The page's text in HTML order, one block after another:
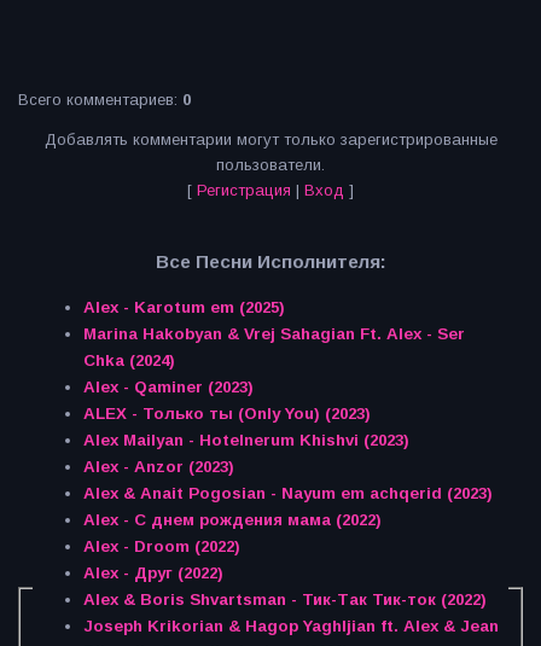
Всего комментариев: 0
Добавлять комментарии могут только зарегистрированные
пользователи.
[ Регистрация | Вход ]
Все Песни Исполнителя:
Alex - Karotum em (2025)
Marina Hakobyan & Vrej Sahagian Ft. Alex - Ser
Chka (2024)
Alex - Qaminer (2023)
ALEX - Только ты (Only You) (2023)
Alex Mailyan - Hotelnerum Khishvi (2023)
Alex - Anzor (2023)
Alex & Anait Pogosian - Nayum em achqerid (2023)
Alex - С днем рождения мама (2022)
Alex - Droom (2022)
Alex - Друг (2022)
Alex & Boris Shvartsman - Тик-Так Тик-ток (2022)
Joseph Krikorian & Hagop Yaghljian ft. Alex & Jean